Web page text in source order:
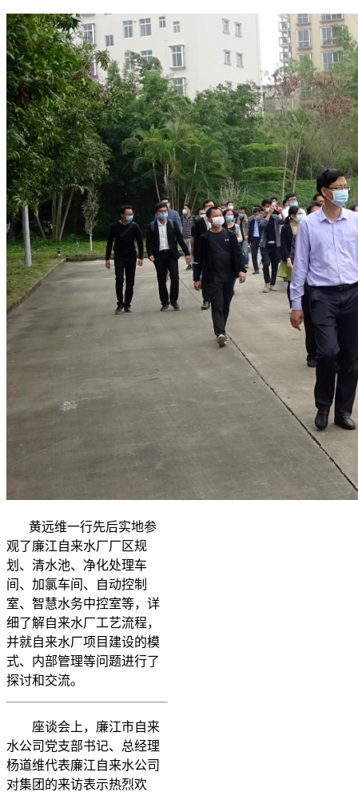
黄远维一行先后实地参
观了廉江自来水厂厂区规
划、清水池、净化处理车
间、加氯车间、自动控制
室、智慧水务中控室等，详
细了解自来水厂工艺流程，
并就自来水厂项目建设的模
式、内部管理等问题进行了
探讨和交流。
座谈会上，廉江市自来
水公司党支部书记、总经理
杨道维代表廉江自来水公司
对集团的来访表示热烈欢